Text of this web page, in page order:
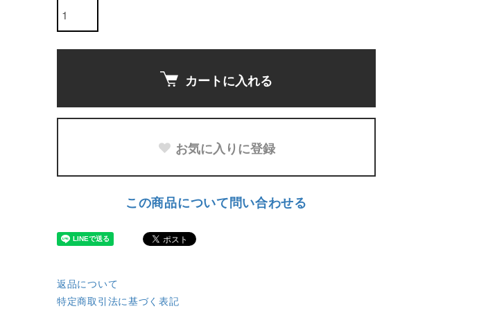
カートに入れる
お気に入りに登録
この商品について問い合わせる
返品について
特定商取引法に基づく表記